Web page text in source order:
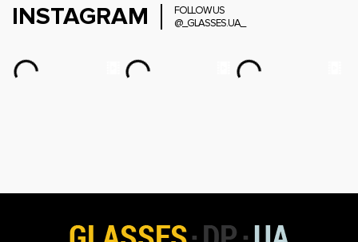
INSTAGRAM
FOLLOW US
@_GLASSES.UA_